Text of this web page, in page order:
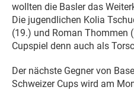
wollten die Basler das
Die jugendlichen Kolia
(19.) und Roman Thommen
Cupspiel denn auch als
Der nächste Gegner von
Schweizer Cups wird am